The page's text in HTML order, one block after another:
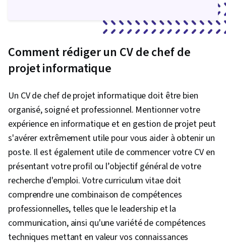
Comment rédiger un CV de chef de
projet informatique
Un CV de chef de projet informatique doit être bien
organisé, soigné et professionnel. Mentionner votre
expérience en informatique et en gestion de projet peut
s'avérer extrêmement utile pour vous aider à obtenir un
poste. Il est également utile de commencer votre CV en
présentant votre profil ou l’objectif général de votre
recherche d'emploi. Votre curriculum vitae doit
comprendre une combinaison de compétences
professionnelles, telles que le leadership et la
communication, ainsi qu'une variété de compétences
techniques mettant en valeur vos connaissances